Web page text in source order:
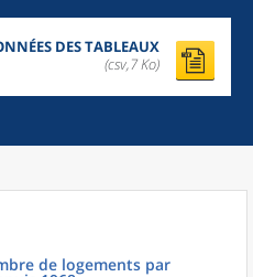
DES TABLEAUX
(csv,7 Ko)
de logements par